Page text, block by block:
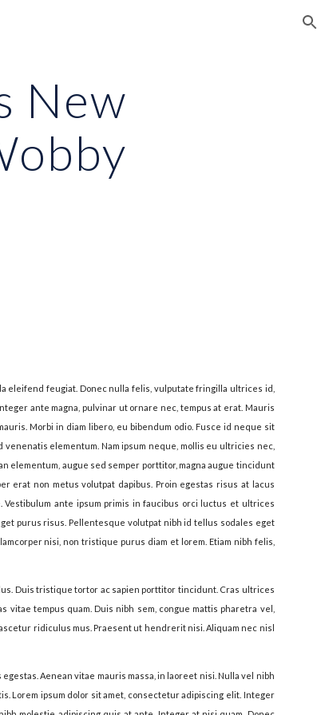
New
eleifend feugiat. Donec nulla felis, vulputate fringilla ultrices id,
ante magna, pulvinar ut ornare nec, tempus at erat. Mauris
Morbi in diam libero, eu bibendum odio. Fusce id neque sit
elementum. Nam ipsum neque, mollis eu ultricies nec,
elementum, augue sed semper porttitor, magna augue tincidunt
erat non metus volutpat dapibus. Proin egestas risus at lacus
ante ipsum primis in faucibus orci luctus et ultrices
purus risus. Pellentesque volutpat nibh id tellus sodales eget
nisi, non tristique purus diam et lorem. Etiam nibh felis,
Duis tristique tortor ac sapien porttitor tincidunt. Cras ultrices
vitae tempus quam. Duis nibh sem, congue mattis pharetra vel,
ridiculus mus. Praesent ut hendrerit nisi. Aliquam nec nisl
Aenean vitae mauris massa, in laoreet nisi. Nulla vel nibh
Lorem ipsum dolor sit amet, consectetur adipiscing elit. Integer